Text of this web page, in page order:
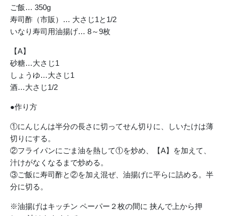
ご飯… 350g
寿司酢（市販）… 大さじ1と1/2
いなり寿司用油揚げ… 8～9枚
【A】
砂糖…大さじ1
しょうゆ…大さじ1
酒…大さじ1/2
●作り方
①にんじんは半分の長さに切ってせん切りに、しいたけは薄
切りにする。
②フライパンにごま油を熱して①を炒め、【A】を加えて、
汁けがなくなるまで炒める。
③ご飯に寿司酢と②を加え混ぜ、油揚げに平らに詰める。半
分に切る。
※油揚げはキッチン ペーパー２枚の間に 挟んで上から押